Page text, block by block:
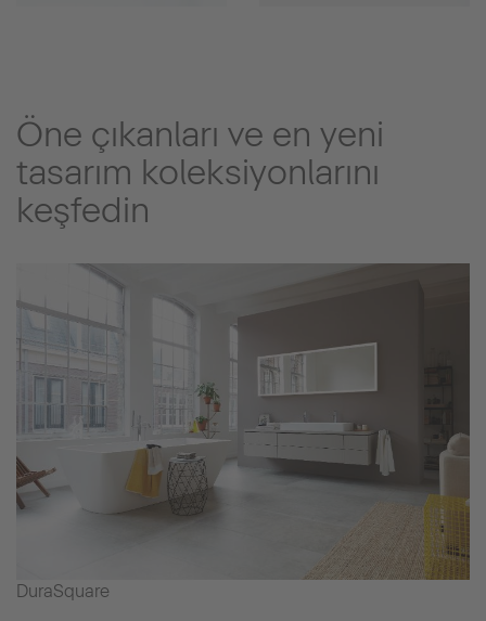
Öne çıkanları ve en yeni
tasarım koleksiyonlarını
keşfedin
DuraSquare